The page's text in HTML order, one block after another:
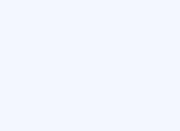
hazırlayacak onlarca eğitim seni bekliyor!